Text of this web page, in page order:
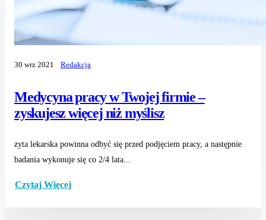
Medycyna pracy w Twojej firmie –
zyskujesz więcej niż myślisz
30 wrz 2021 Redakcja
zyta lekarska powinna odbyć się przed podjęciem pracy, a następnie
badania wykonuje się co 2/4 lata...
Czytaj Więcej